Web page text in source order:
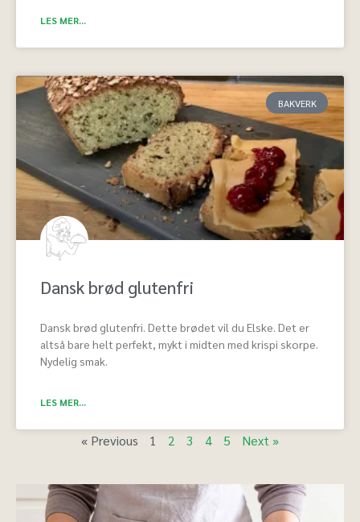
LES MER...
BAKVERK
Dansk brød glutenfri
Dansk brød glutenfri. Dette brødet vil du Elske. Det er
altså bare helt perfekt, mykt i midten med krispi skorpe.
Nydelig smak.
LES MER...
« Previous 1 2 3 4 5 Next »